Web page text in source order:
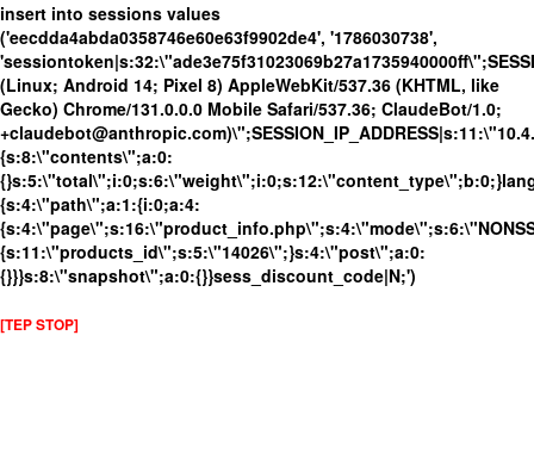
insert into sessions values
('eecdda4abda0358746e60e63f9902de4', '1786030738',
(Linux; Android 14; Pixel 8) AppleWebKit/537.36 (KHTML, like
Gecko) Chrome/131.0.0.0 Mobile Safari/537.36; ClaudeBot/1.0;
{s:8:\"contents\";a:0:
{s:4:\"path\";a:1:{i:0;a:4:
{s:11:\"products_id\";s:5:\"14026\";}s:4:\"post\";a:0:
{}}}s:8:\"snapshot\";a:0:{}}sess_discount_code|N;')
[TEP STOP]